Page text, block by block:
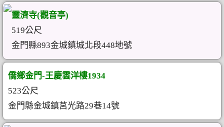
靈濟寺(觀音亭)
519公尺
金門縣893金城鎮城北段448地號
僑鄉金門-王慶雲洋樓1934
523公尺
金門縣金城鎮莒光路29巷14號